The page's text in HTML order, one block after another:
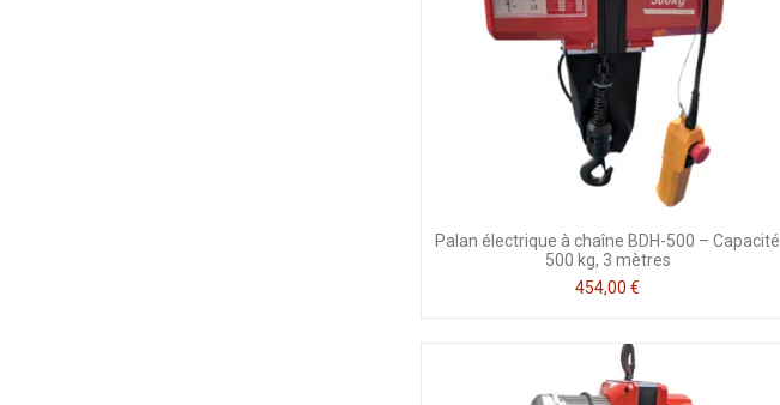
Palan électrique à chaîne BDH-500 – Capacité
500 kg, 3 mètres
454,00 €